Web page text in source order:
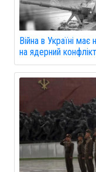
Війна в Україні
на ядерний